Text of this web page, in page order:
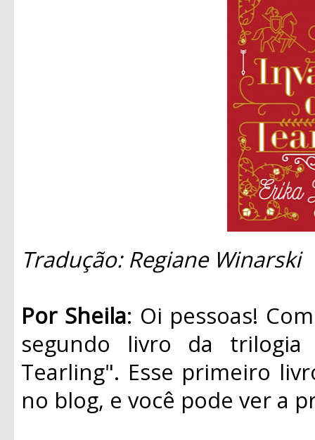
Tradução: Regiane Winarski
Por Sheila: Oi pessoas!
segundo livro da
Tearling". Esse primeiro
no blog, e você pode ver a